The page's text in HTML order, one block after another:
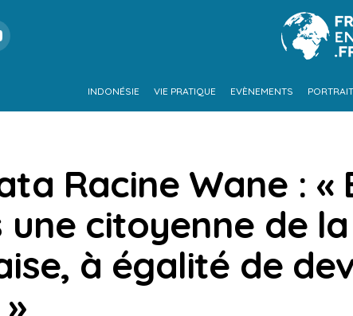
INDONÉSIE VIE PRATIQUE EVÈNEMENTS
Racine Wane : «
une citoyenne de
à égalité de